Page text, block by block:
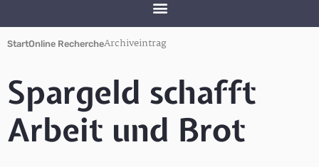
StartOnline RechercheArchiveintrag
Spargeld schafft
Arbeit und Brot